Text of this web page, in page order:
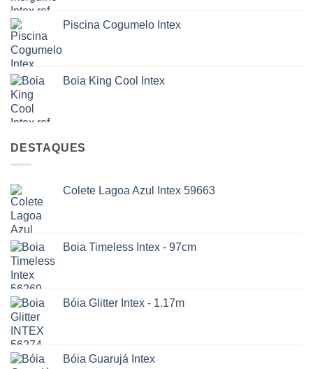
Piscina Cogumelo Intex
Boia King Cool Intex
DESTAQUES
Colete Lagoa Azul Intex 59663
Boia Timeless Intex - 97cm
Bóia Glitter Intex - 1.17m
Bóia Guarujá Intex